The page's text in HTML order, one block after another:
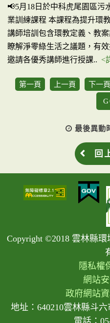
📢5月18日於中科虎尾園區污
業訓練課程 本課程為提升環
講師培訓包含環教定義、教
瞭解淨零綠生活之議題，有
邀請各優秀講師進行授課.. <
第一頁 上一頁 下一頁
最後異動
回
Copyright ©2018 雲林縣
隱私權
網站
政府網站
地址：640210雲林縣斗